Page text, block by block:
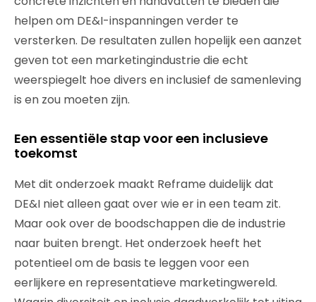
helpen om DE&I-inspanningen verder te
versterken. De resultaten zullen hopelijk een aanzet
geven tot een marketingindustrie die echt
weerspiegelt hoe divers en inclusief de samenleving
is en zou moeten zijn.
Een essentiële stap voor een inclusieve
toekomst
Met dit onderzoek maakt Reframe duidelijk dat
DE&I niet alleen gaat over wie er in een team zit.
Maar ook over de boodschappen die de industrie
naar buiten brengt. Het onderzoek heeft het
potentieel om de basis te leggen voor een
eerlijkere en representatieve marketingwereld.